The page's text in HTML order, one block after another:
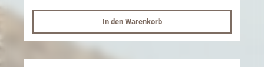
In den Warenkorb